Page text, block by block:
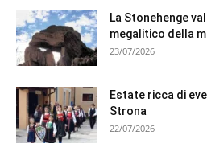
La Stonehenge
megalitico della
23/07/2026
Estate ricca di
Strona
22/07/2026